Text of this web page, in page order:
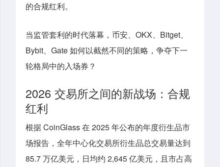
的合规红利。
当监管套利的时代落幕，币安、OKX、Bitget、
Bybit、Gate 如何以截然不同的策略，争夺下一
轮格局中的入场券？
2026 交易所之间的新战场：合规
红利
根据 CoinGlass 在 2025 年公布的年度衍生品市
场报告，全年中心化交易所衍生品总交易量达到
85.7 万亿美元，日均约 2,645 亿美元，且市占高